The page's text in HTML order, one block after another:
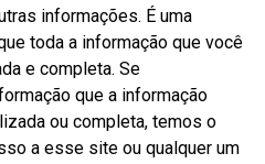
informações. É uma
toda a informação que você
e completa. Se
que a informação
ou completa, temos o
a esse site ou qualquer um